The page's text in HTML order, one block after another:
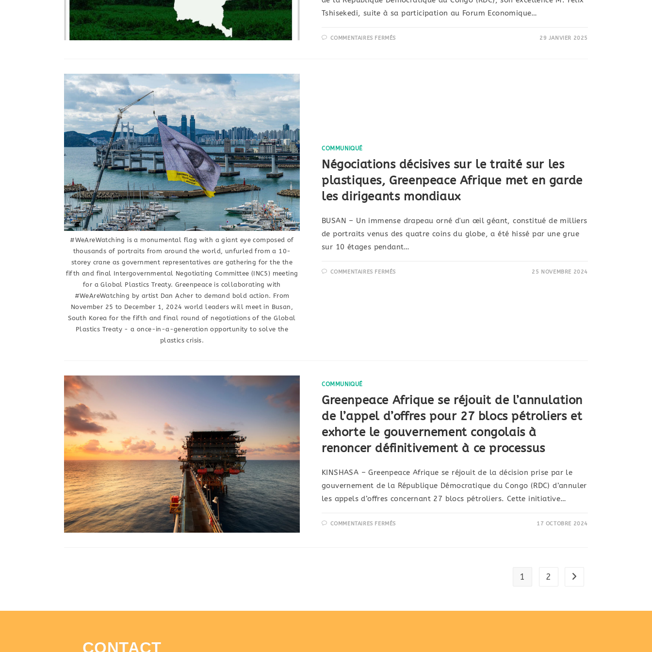
Tshisekedi, suite à sa participation au Forum Economique…
COMMENTAIRES FERMÉS 29 JANVIER 2025
#WeAreWatching is a monumental flag with a giant eye composed of
thousands of portraits from around the world, unfurled from a 10-
storey crane as government representatives are gathering for the the
fifth and final Intergovernmental Negotiating Committee (INC5) meeting
for a Global Plastics Treaty. Greenpeace is collaborating with
#WeAreWatching by artist Dan Acher to demand bold action. From
November 25 to December 1, 2024 world leaders will meet in Busan,
South Korea for the fifth and final round of negotiations of the Global
Plastics Treaty - a once-in-a-generation opportunity to solve the
plastics crisis.
COMMUNIQUÉ
Négociations décisives sur le traité sur les
plastiques, Greenpeace Afrique met en garde
les dirigeants mondiaux
BUSAN – Un immense drapeau orné d'un œil géant, constitué de milliers
de portraits venus des quatre coins du globe, a été hissé par une grue
sur 10 étages pendant…
COMMENTAIRES FERMÉS 25 NOVEMBRE 2024
COMMUNIQUÉ
Greenpeace Afrique se réjouit de l’annulation
de l’appel d’offres pour 27 blocs pétroliers et
exhorte le gouvernement congolais à
renoncer définitivement à ce processus
KINSHASA – Greenpeace Afrique se réjouit de la décision prise par le
gouvernement de la République Démocratique du Congo (RDC) d’annuler
les appels d’offres concernant 27 blocs pétroliers. Cette initiative…
COMMENTAIRES FERMÉS 17 OCTOBRE 2024
1 2
CONTACT